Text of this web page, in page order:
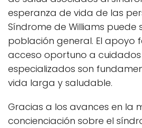
esperanza de vida de las
Síndrome de Williams puede
población general. El apoyo
acceso oportuno a
especializados son
vida larga y saludable.
Gracias a los avances en la
concienciación sobre el